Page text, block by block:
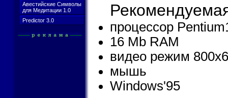
Авестийские Символы
для Медитации 1.0
Predictor 3.0
процессор
16 Mb RAM
видео режим
мышь
Windows'95